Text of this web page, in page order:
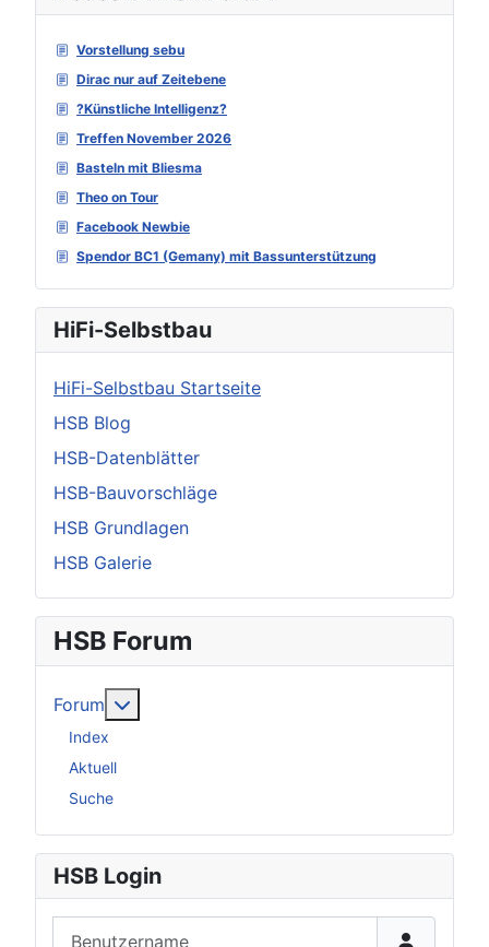
Vorstellung sebu
Dirac nur auf Zeitebene
?Künstliche Intelligenz?
Treffen November 2026
Basteln mit Bliesma
Theo on Tour
Facebook Newbie
Spendor BC1 (Gemany) mit Bassunterstützung
HiFi-Selbstbau
HiFi-Selbstbau Startseite
HSB Blog
HSB-Datenblätter
HSB-Bauvorschläge
HSB Grundlagen
HSB Galerie
HSB Forum
Forum
Index
Aktuell
Suche
HSB Login